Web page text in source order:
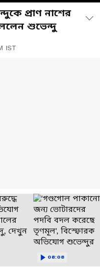
প্রাণ নাশের
শুভেন্দু
IST
08:08